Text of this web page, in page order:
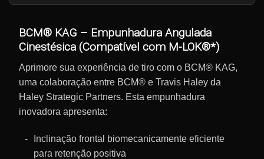
BCM® KAG – Empunhadura Angulada
Cinestésica (Compatível com M-LOK®*)
Aprimore sua experiência de tiro com o BCM® KAG,
uma colaboração entre BCM® e Travis Haley da
Haley Strategic Partners. Esta empunhadura
inovadora apresenta:
Inclinação frontal biomecanicamente eficiente
para retenção positiva